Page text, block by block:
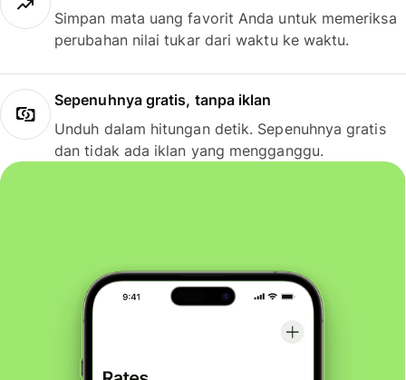
Simpan mata uang favorit Anda untuk memeriksa
perubahan nilai tukar dari waktu ke waktu.
Sepenuhnya gratis, tanpa iklan
Unduh dalam hitungan detik. Sepenuhnya gratis
dan tidak ada iklan yang mengganggu.